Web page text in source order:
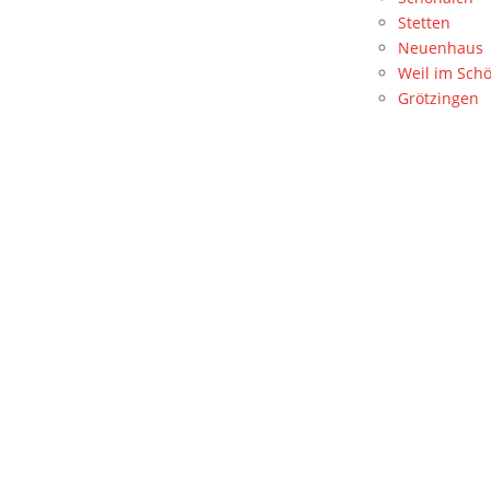
Stetten
Neuenhaus
Weil im
Grötzingen